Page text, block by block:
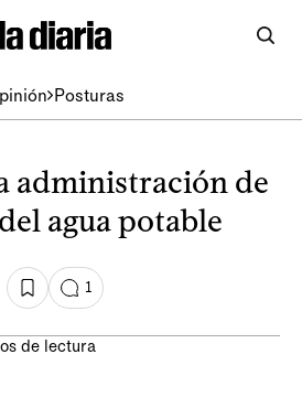
Posturas
administración de
agua potable
1
de lectura